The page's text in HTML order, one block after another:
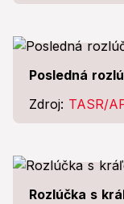
Posledná
Zdroj: TASR/
Rozlúčka s